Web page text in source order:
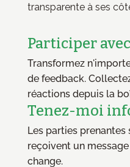
transparente à ses
Participer
Transformez
de feedback.
réactions depuis la
Tenez-moi
Les parties
reçoivent un
change.